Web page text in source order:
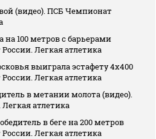
(видео). ПСБ Чемпионат
100 метров с барьерами
Легкая атлетика
выиграла эстафету 4х400
Легкая атлетика
в метании молота (видео).
атлетика
в беге на 200 метров
Легкая атлетика